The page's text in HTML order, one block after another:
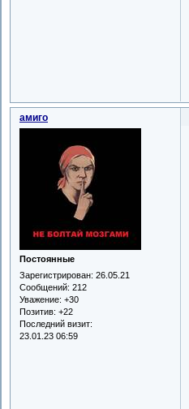
амиго
Постоянные
Зарегистрирован: 26.05.21
Сообщений: 212
Уважение: +30
Позитив: +22
Последний визит:
23.01.23 06:59